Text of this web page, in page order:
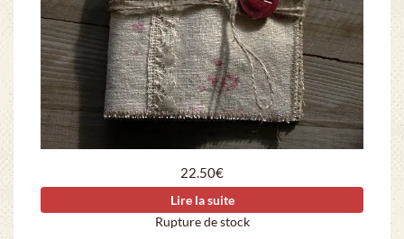
22.50€
Lire la suite
Rupture de stock